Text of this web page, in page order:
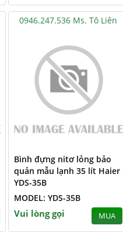
0946.247.536 Ms. Tô Liên
Bình đựng nitơ lỏng bảo
quản mẫu lạnh 35 lít Haier
YDS-35B
MODEL: YDS-35B
Vui lòng gọi MUA